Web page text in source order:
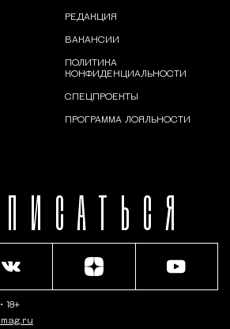
РЕДАКЦИЯ
ВАКАНСИИ
ПОЛИТИКА
КОНФИДЕНЦИАЛЬНОСТИ
СПЕЦПРОЕКТЫ
ПРОГРАММА ЛОЯЛЬНОСТИ
• 18+